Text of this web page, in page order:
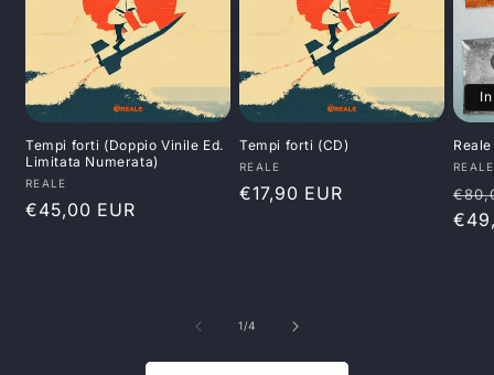
Tempi forti (Doppio Vinile Ed.
Limitata Numerata)
Produttore:
REALE
Prezzo
€45,00 EUR
Tempi forti (CD)
Produttore:
REALE
Prezzo
€17,90 EUR
REALE
di
1 /su
4